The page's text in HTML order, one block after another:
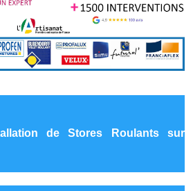
de Stores Roulants sur